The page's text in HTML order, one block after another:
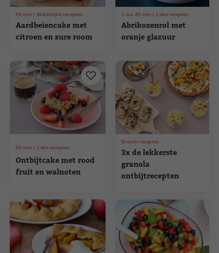
Aardbeiencake met
citroen en zure room
50 min Makkelijke recepten
Abrikozenrol met
oranje glazuur
1 uur 45 min Cake recepten
Ontbijtcake met rood
fruit en walnoten
50 min Cake recepten
3x de lekkerste
granola
ontbijtrecepten
Brunch recepten